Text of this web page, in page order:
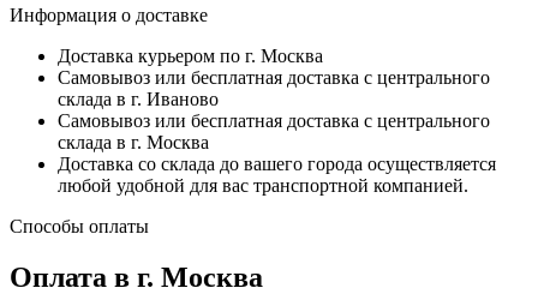
Информация о доставке
Доставка курьером по г. Москва
Самовывоз или бесплатная доставка с центрального
склада в г. Иваново
Самовывоз или бесплатная доставка с центрального
склада в г. Москва
Доставка со склада до вашего города осуществляется
любой удобной для вас транспортной компанией.
Способы оплаты
Оплата в г. Москва